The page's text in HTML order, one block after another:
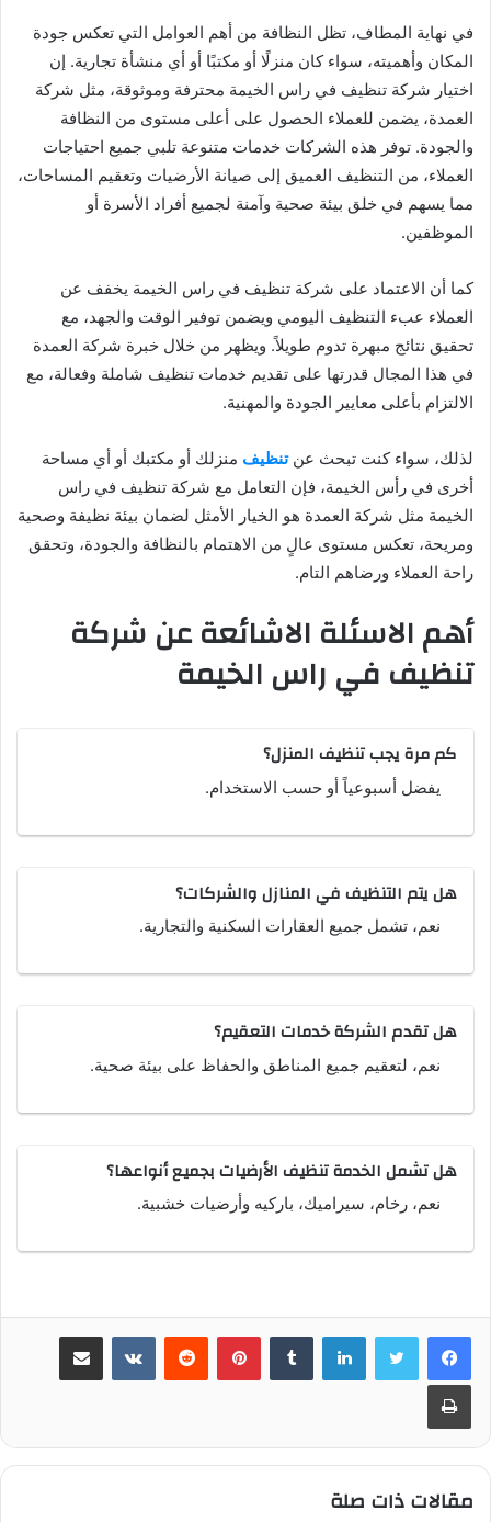
في نهاية المطاف، تظل النظافة من أهم العوامل التي تعكس جودة
المكان وأهميته، سواء كان منزلًا أو مكتبًا أو أي منشأة تجارية. إن
اختيار شركة تنظيف في راس الخيمة محترفة وموثوقة، مثل شركة
العمدة، يضمن للعملاء الحصول على أعلى مستوى من النظافة
والجودة. توفر هذه الشركات خدمات متنوعة تلبي جميع احتياجات
العملاء، من التنظيف العميق إلى صيانة الأرضيات وتعقيم المساحات،
مما يسهم في خلق بيئة صحية وآمنة لجميع أفراد الأسرة أو
الموظفين.
كما أن الاعتماد على شركة تنظيف في راس الخيمة يخفف عن
العملاء عبء التنظيف اليومي ويضمن توفير الوقت والجهد، مع
تحقيق نتائج مبهرة تدوم طويلاً. ويظهر من خلال خبرة شركة العمدة
في هذا المجال قدرتها على تقديم خدمات تنظيف شاملة وفعالة، مع
الالتزام بأعلى معايير الجودة والمهنية.
لذلك، سواء كنت تبحث عنتنظيف منزلك أو مكتبك أو أي مساحة
أخرى في رأس الخيمة، فإن التعامل مع شركة تنظيف في راس
الخيمة مثل شركة العمدة هو الخيار الأمثل لضمان بيئة نظيفة وصحية
ومريحة، تعكس مستوى عالٍ من الاهتمام بالنظافة والجودة، وتحقق
راحة العملاء ورضاهم التام.
أهم الاسئلة الاشائعة عن شركة
تنظيف في راس الخيمة
كم مرة يجب تنظيف المنزل؟
يفضل أسبوعياً أو حسب الاستخدام.
هل يتم التنظيف في المنازل والشركات؟
نعم، تشمل جميع العقارات السكنية والتجارية.
هل تقدم الشركة خدمات التعقيم؟
نعم، لتعقيم جميع المناطق والحفاظ على بيئة صحية.
هل تشمل الخدمة تنظيف الأرضيات بجميع أنواعها؟
نعم، رخام، سيراميك، باركيه وأرضيات خشبية.
لينكدإن بينتيريست مشاركة عبر البريد
طباعة
مقالات ذات صلة